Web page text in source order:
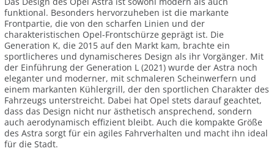
funktional. Besonders hervorzuheben ist die markante
Frontpartie, die von den scharfen Linien und der
charakteristischen Opel-Frontschürze geprägt ist. Die
Generation K, die 2015 auf den Markt kam, brachte ein
sportlicheres und dynamischeres Design als ihr Vorgänger. Mit
der Einführung der Generation L (2021) wurde der Astra noch
eleganter und moderner, mit schmaleren Scheinwerfern und
einem markanten Kühlergrill, der den sportlichen Charakter des
Fahrzeugs unterstreicht. Dabei hat Opel stets darauf geachtet,
dass das Design nicht nur ästhetisch ansprechend, sondern
auch aerodynamisch effizient bleibt. Auch die kompakte Größe
des Astra sorgt für ein agiles Fahrverhalten und macht ihn ideal
für die Stadt.